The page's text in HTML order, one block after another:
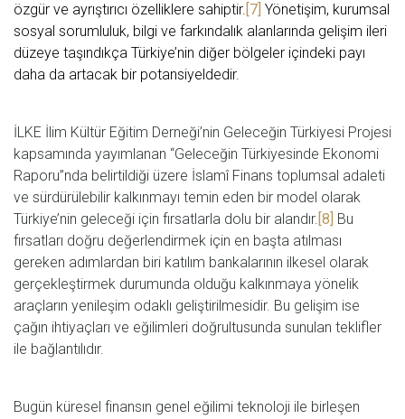
özgür ve ayrıştırıcı özelliklere sahiptir. [7] Yönetişim, kurumsal
sosyal sorumluluk, bilgi ve farkındalık alanlarında gelişim ileri
düzeye taşındıkça Türkiye’nin diğer bölgeler içindeki payı
daha da artacak bir potansiyeldedir.
İLKE İlim Kültür Eğitim Derneği’nin Geleceğin Türkiyesi Projesi
kapsamında yayımlanan “Geleceğin Türkiyesinde Ekonomi
Raporu”nda belirtildiği üzere İslamî Finans toplumsal adaleti
ve sürdürülebilir kalkınmayı temin eden bir model olarak
Türkiye’nin geleceği için fırsatlarla dolu bir alandır. [8] Bu
fırsatları doğru değerlendirmek için en başta atılması
gereken adımlardan biri katılım bankalarının ilkesel olarak
gerçekleştirmek durumunda olduğu kalkınmaya yönelik
araçların yenileşim odaklı geliştirilmesidir. Bu gelişim ise
çağın ihtiyaçları ve eğilimleri doğrultusunda sunulan teklifler
ile bağlantılıdır.
Bugün küresel finansın genel eğilimi teknoloji ile birleşen